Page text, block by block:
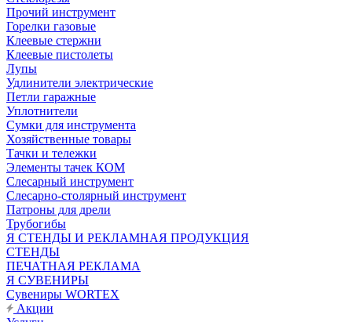
Прочий инструмент
Горелки газовые
Клеевые стержни
Клеевые пистолеты
Лупы
Удлинители электрические
Петли гаражные
Уплотнители
Сумки для инструмента
Хозяйственные товары
Тачки и тележки
Элементы тачек КОМ
Слесарный инструмент
Слесарно-столярный инструмент
Патроны для дрели
Трубогибы
Я СТЕНДЫ И РЕКЛАМНАЯ ПРОДУКЦИЯ
СТЕНДЫ
ПЕЧАТНАЯ РЕКЛАМА
Я СУВЕНИРЫ
Сувениры WORTEX
Акции